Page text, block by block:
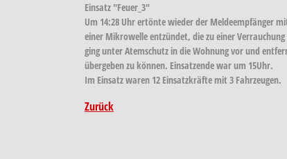
Einsatz "Feuer_3"
Um 14:28 Uhr ertönte wieder der Meldeempfänger
einer Mikrowelle entzündet, die zu einer
ging unter Atemschutz in die Wohnung vor und
übergeben zu können. Einsatzende war um 15Uhr.
Im Einsatz waren 12 Einsatzkräfte mit 3 Fahrzeugen.
Zurück